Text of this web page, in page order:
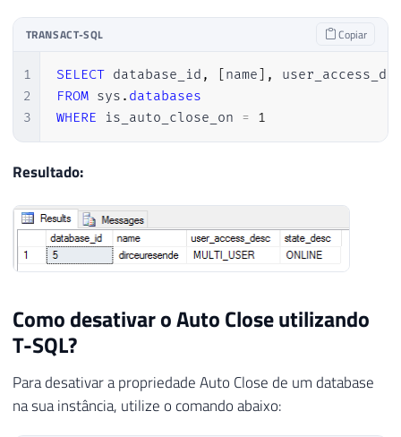
TRANSACT-SQL Copiar
1
2
3
SELECT database_id , [name] ,
FROM sys . databases
WHERE is_auto_close_on = 1
Resultado:
Como desativar o Auto Close utilizando
T-SQL?
Para desativar a propriedade Auto Close de um database
na sua instância, utilize o comando abaixo: